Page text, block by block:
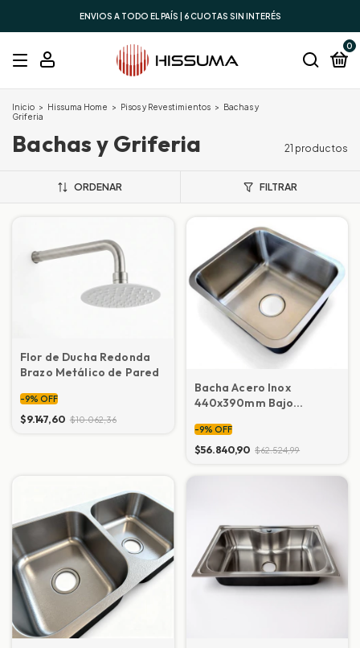
ENVIOS A TODO EL PAÍS | 6 CUOTAS SIN INTERÉS
0
Inicio > Hissuma Home > Pisos y Revestimientos > Bachas y
Griferia
Bachas y Griferia 21 productos
ORDENAR FILTRAR
Flor de Ducha Redonda
Brazo Metálico de Pared
-9% OFF
$9.147,60 $10.062,36
Bacha Acero Inox
440x390mm Bajo
Eficiente
-9% OFF
$56.840,90 $62.524,99